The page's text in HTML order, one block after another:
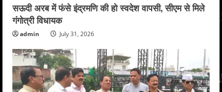
सऊदी अरब में फंसे इंद्रमणि की हो स्वदेश वापसी, सीएम से मिले
गंगोत्री विधायक
admin July 31, 2026